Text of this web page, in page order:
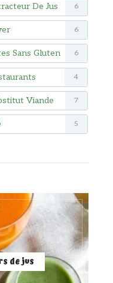
De Jus 6
6
Sans Gluten 6
4
Viande 7
5
de jus